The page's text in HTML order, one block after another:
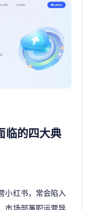
临的四大典
小红书，常会陷入
市场部兼职运营导